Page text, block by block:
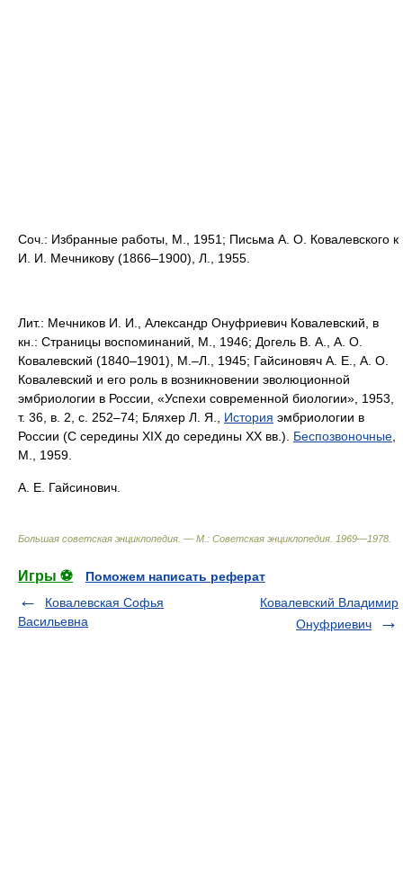
Соч.: Избранные работы, М., 1951; Письма А. О. Ковалевского к
И. И. Мечникову (1866‒1900), Л., 1955.
Лит.: Мечников И. И., Александр Онуфриевич Ковалевский, в
кн.: Страницы воспоминаний, М., 1946; Догель В. А., А. О.
Ковалевский (1840‒1901), М.‒Л., 1945; Гайсиновяч А. Е., А. О.
Ковалевский и его роль в возникновении эволюционной
эмбриологии в России, «Успехи современной биологии», 1953,
т. 36, в. 2, с. 252‒74; Бляхер Л. Я., История эмбриологии в
России (С середины XIX до середины XX вв.). Беспозвоночные
М., 1959.
А. Е. Гайсинович.
Большая советская энциклопедия. — М.: Советская энциклопедия 1969—1978
Игры ⚽
Поможем написать реферат
Ковалевская Софья
Васильевна
Ковалевский Владимир
Онуфриевич